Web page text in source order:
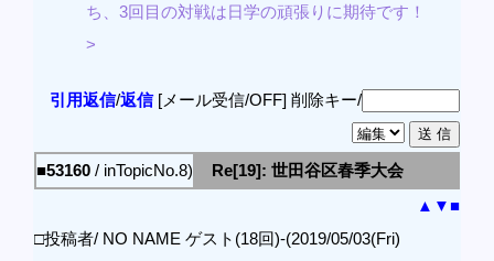
ち、3回目の対戦は日学の頑張りに期待です！
>
引用返信/返信[メール受信/OFF] 削除キー/
■53160 / inTopicNo.8)
Re[19]: 世田谷区春季大会
▲ ▼■
□投稿者/ NO NAME ゲスト(18回)-(2019/05/03(Fri)